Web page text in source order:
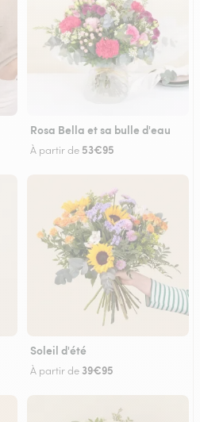
Rosa Bella et sa bulle d'eau
À partir de 53€95
Soleil d'été
À partir de 39€95